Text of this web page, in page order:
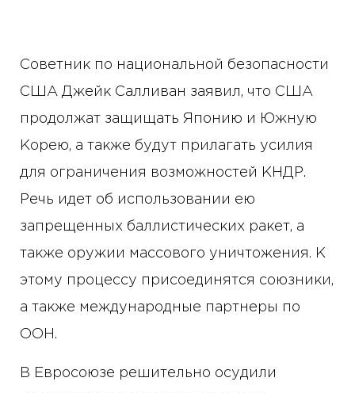
Советник по национальной безопасности
США Джейк Салливан заявил, что США
продолжат защищать Японию и Южную
Корею, а также будут прилагать усилия
для ограничения возможностей КНДР.
Речь идет об использовании ею
запрещенных баллистических ракет, а
также оружии массового уничтожения. К
этому процессу присоединятся союзники,
а также международные партнеры по
ООН.
В Евросоюзе решительно осудили